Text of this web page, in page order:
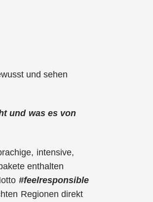
und sehen
und was es von
intensive,
enthalten
#feelresponsible
Regionen direkt